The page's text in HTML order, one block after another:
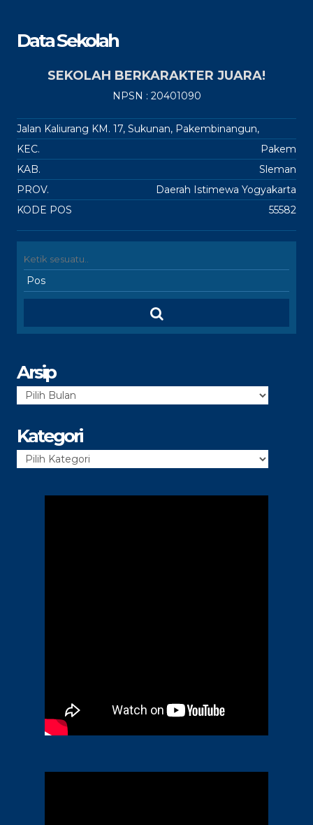
Data Sekolah
SEKOLAH BERKARAKTER JUARA!
NPSN : 20401090
Jalan Kaliurang KM. 17, Sukunan, Pakembinangun,
KEC.
Pakem
KAB.
Sleman
PROV.
Daerah Istimewa Yogyakarta
KODE POS
55582
Arsip
Arsip
Kategori
Kategori